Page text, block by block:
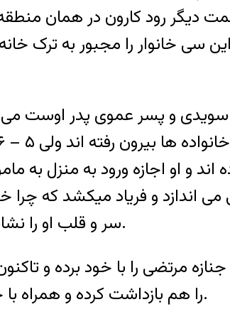
سمت دیگر رود کارون در همان
خانوار را مجبور به ترک
و پسر عموی پدر اوست می
اند و او اجازه ورود به
اندازد و فریاد میکشد که
سر و قلب او را نشانه می گیرد. دو گلوله به او میزند و این بچه هم جانش را از دست میدهد.
مرتضی را با خود برده و
را هم بازداشت کرده و همراه با جنازه برده اند تا الان هم هیچ خبری نداریم که آنها را کجا منتقل کرده اند.